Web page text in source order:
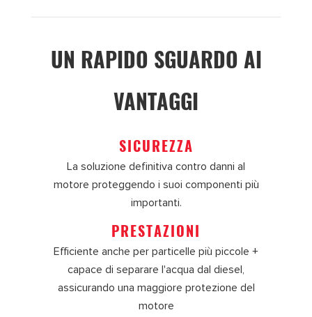
UN RAPIDO SGUARDO AI
VANTAGGI
SICUREZZA
La soluzione definitiva contro danni al
motore proteggendo i suoi componenti più
importanti.
PRESTAZIONI
Efficiente anche per particelle più piccole +
capace di separare l'acqua dal diesel,
assicurando una maggiore protezione del
motore